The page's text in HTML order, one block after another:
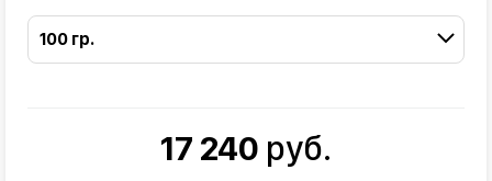
100 гр.
17 240 руб.